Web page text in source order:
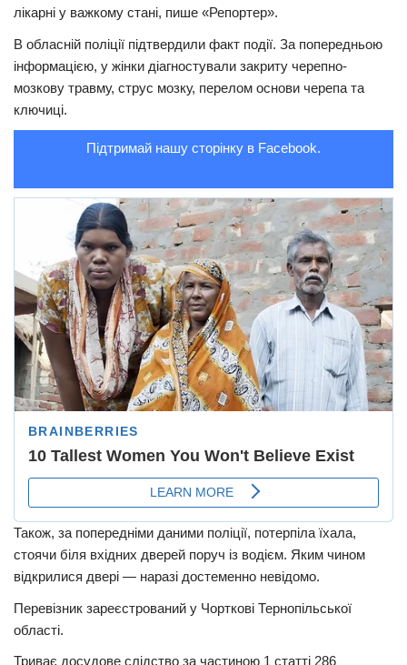
Кримінал
Трагедії
Курйози
Суспільство
лікарні у важкому стані, пише «Репортер».
В обласній поліції підтвердили факт події. За попередньою
інформацією, у жінки діагностували закриту черепно-
мозкову травму, струс мозку, перелом основи черепа та
ключиці.
Підтримай нашу сторінку в Facebook.
Також, за попередніми даними поліції, потерпіла їхала,
стоячи біля вхідних дверей поруч із водієм. Яким чином
відкрилися двері — наразі достеменно невідомо.
Перевізник зареєстрований у Чорткові Тернопільської
області.
Триває досудове слідство за частиною 1 статті 286